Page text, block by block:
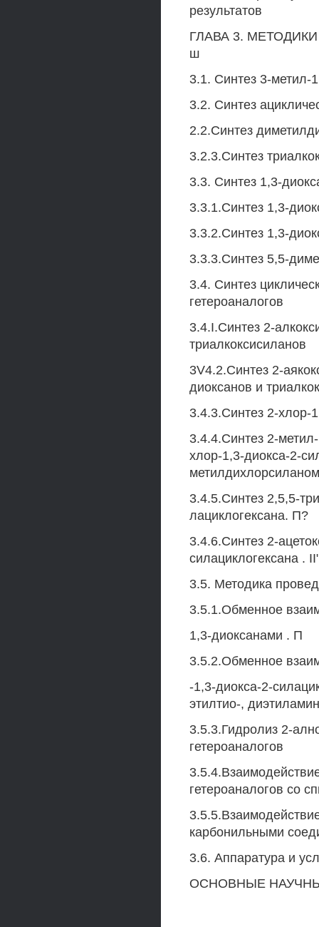
результатов
ГЛАВА 3.
ш
3.1. Синтез 3-метил-
3.2. Синтез
2.2.Синтез
3.2.3.Синтез
3.3. Синтез 1,3-
3.3.1.Синтез 1,3-
3.3.2.Синтез 1,3-
3.3.3.Синтез 5,5-
3.4. Синтез
гетероаналогов
3.4.I.Синтез 2-
триалкоксисиланов
3V4.2.Синтез 2-
диоксанов и
3.4.3.Синтез 2-хлор-
3.4.4.Синтез 2-
хлор-1,3-диокса-2-
3.4.5.Синтез 2,5,5-
лациклогексана. П?
3.4.6.Синтез 2-
силациклогексана .
3.5. Методика
3.5.1.Обменное
1,3-диоксанами . П
3.5.2.Обменное
-1,3-диокса-2-
этилтио-,
3.5.3.Гидролиз 2-
гетероаналогов
гетероаналогов со
карбонильными
3.6. Аппаратура и
ОСНОВНЫЕ